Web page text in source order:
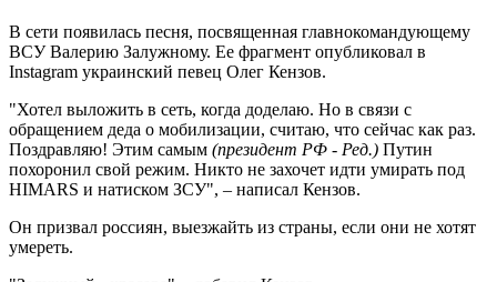
В сети появилась песня, посвященная главнокомандующему
ВСУ Валерию Залужному. Ее фрагмент опубликовал в
Instagram украинский певец Олег Кензов.
"Хотел выложить в сеть, когда доделаю. Но в связи с
обращением деда о мобилизации, считаю, что сейчас как раз.
Поздравляю! Этим самым (президент РФ - Ред.) Путин
похоронил свой режим. Никто не захочет идти умирать под
HIMARS и натиском ЗСУ", – написал Кензов.
Он призвал россиян, выезжайть из страны, если они не хотят
умереть.